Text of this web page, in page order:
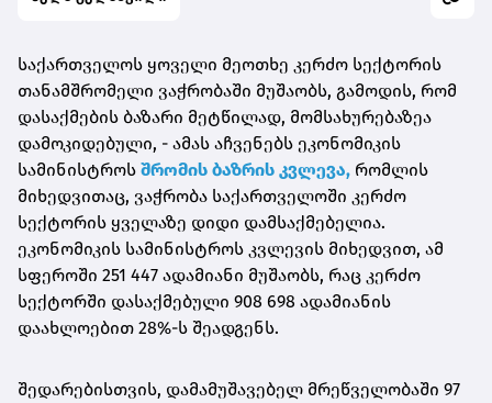
საქართველოს ყოველი მეოთხე კერძო სექტორის
თანამშრომელი ვაჭრობაში მუშაობს, გამოდის, რომ
დასაქმების ბაზარი მეტწილად, მომსახურებაზეა
დამოკიდებული, - ამას აჩვენებს ეკონომიკის
სამინისტროს შრომის ბაზრის კვლევა, რომლის
მიხედვითაც, ვაჭრობა საქართველოში კერძო
სექტორის ყველაზე დიდი დამსაქმებელია.
ეკონომიკის სამინისტროს კვლევის მიხედვით, ამ
სფეროში 251 447 ადამიანი მუშაობს, რაც კერძო
სექტორში დასაქმებული 908 698 ადამიანის
დაახლოებით 28%-ს შეადგენს.
შედარებისთვის, დამამუშავებელ მრეწველობაში 97